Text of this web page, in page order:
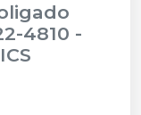
4810 -